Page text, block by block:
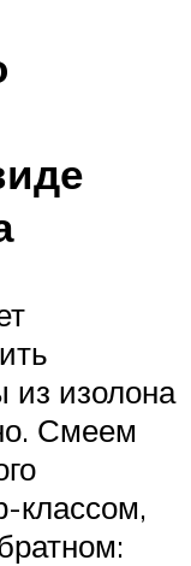
из изолона
Смеем
классом,